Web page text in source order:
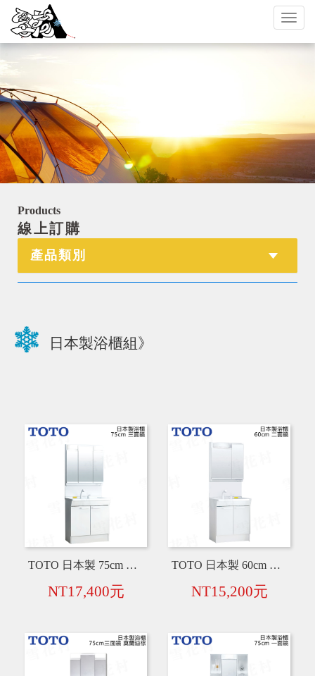
Toggle
Products
線上訂購
產品類別
日本製浴櫃組》
TOTO 日本製 75cm 三面鏡+衛浴臉盆 + 水龍頭 + 浴櫃【白】
NT17,400元
TOTO 日本製 60cm 二面鏡+衛浴臉盆 + 水龍頭 + 浴櫃【白】
NT15,200元